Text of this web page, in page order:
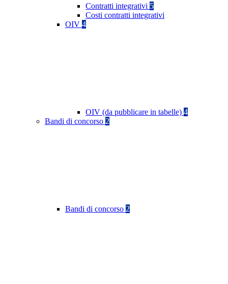
Contratti integrativi 5
Costi contratti integrativi
OIV 4
OIV (da pubblicare in tabelle) 4
Bandi di concorso 2
Bandi di concorso 2